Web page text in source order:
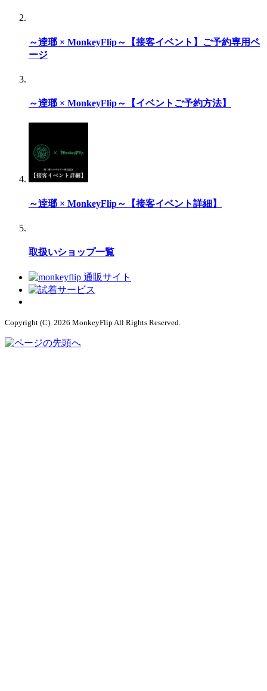
～逹瑯 × MonkeyFlip～【接客イベント】ご予約専用ペ
ージ
～逹瑯 × MonkeyFlip～【イベントご予約方法】
～逹瑯 × MonkeyFlip～【接客イベント詳細】
取扱いショップ一覧
Copyright (C). 2026 MonkeyFlip All Rights Reserved.